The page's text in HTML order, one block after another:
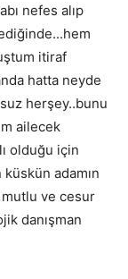
nefes alıp
itiraf
hatta neyde
herşey..bunu
ailecek
olduğu için
adamın
ve cesur
danışman